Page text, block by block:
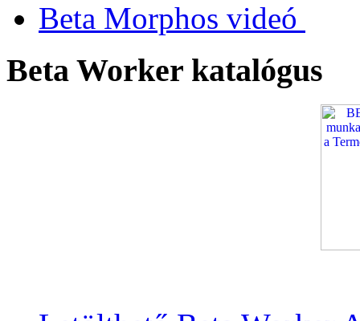
Beta Morphos videó
Beta Worker katalógus